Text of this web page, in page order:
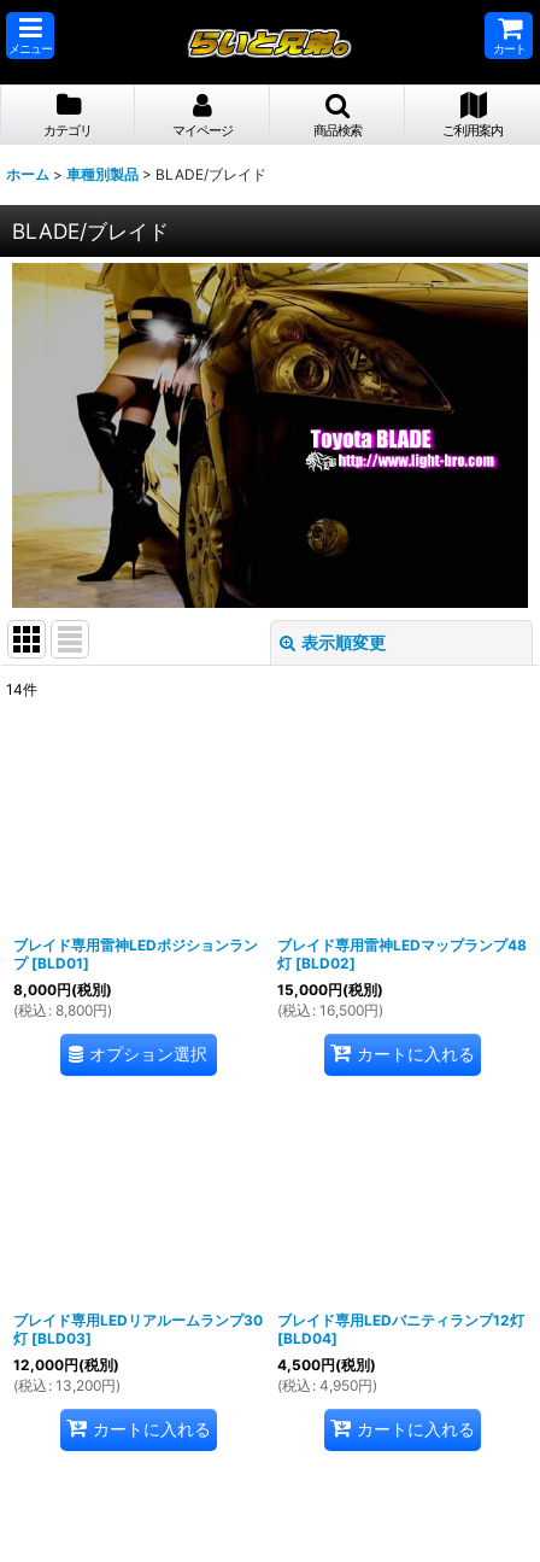
メニュー カート
カテゴリ マイページ 商品検索 ご利用案内
ホーム > 車種別製品 > BLADE/ブレイド
BLADE/ブレイド
表示順変更
14件
ブレイド専用雷神LEDポジションラン
プ [BLD01]
8,000円(税別)
(税込 : 8,800円)
オプション選択
ブレイド専用雷神LEDマップランプ48
灯 [BLD02]
15,000円(税別)
(税込 : 16,500円)
カートに入れる
ブレイド専用LEDリアルームランプ30
灯 [BLD03]
12,000円(税別)
(税込 : 13,200円)
カートに入れる
ブレイド専用LEDバニティランプ12灯
[BLD04]
4,500円(税別)
(税込 : 4,950円)
カートに入れる